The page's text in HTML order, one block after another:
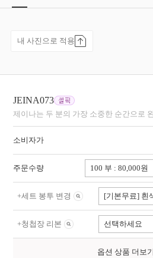
JEINA073
제이나는 두 분의 가장 소중한 순간으로
소비자가
내 사진으로 적용
주문수량
+세트 봉투 변경 [기본무료] 흰
+청첩장 리본 선택하세요
옵션 상품 더보기